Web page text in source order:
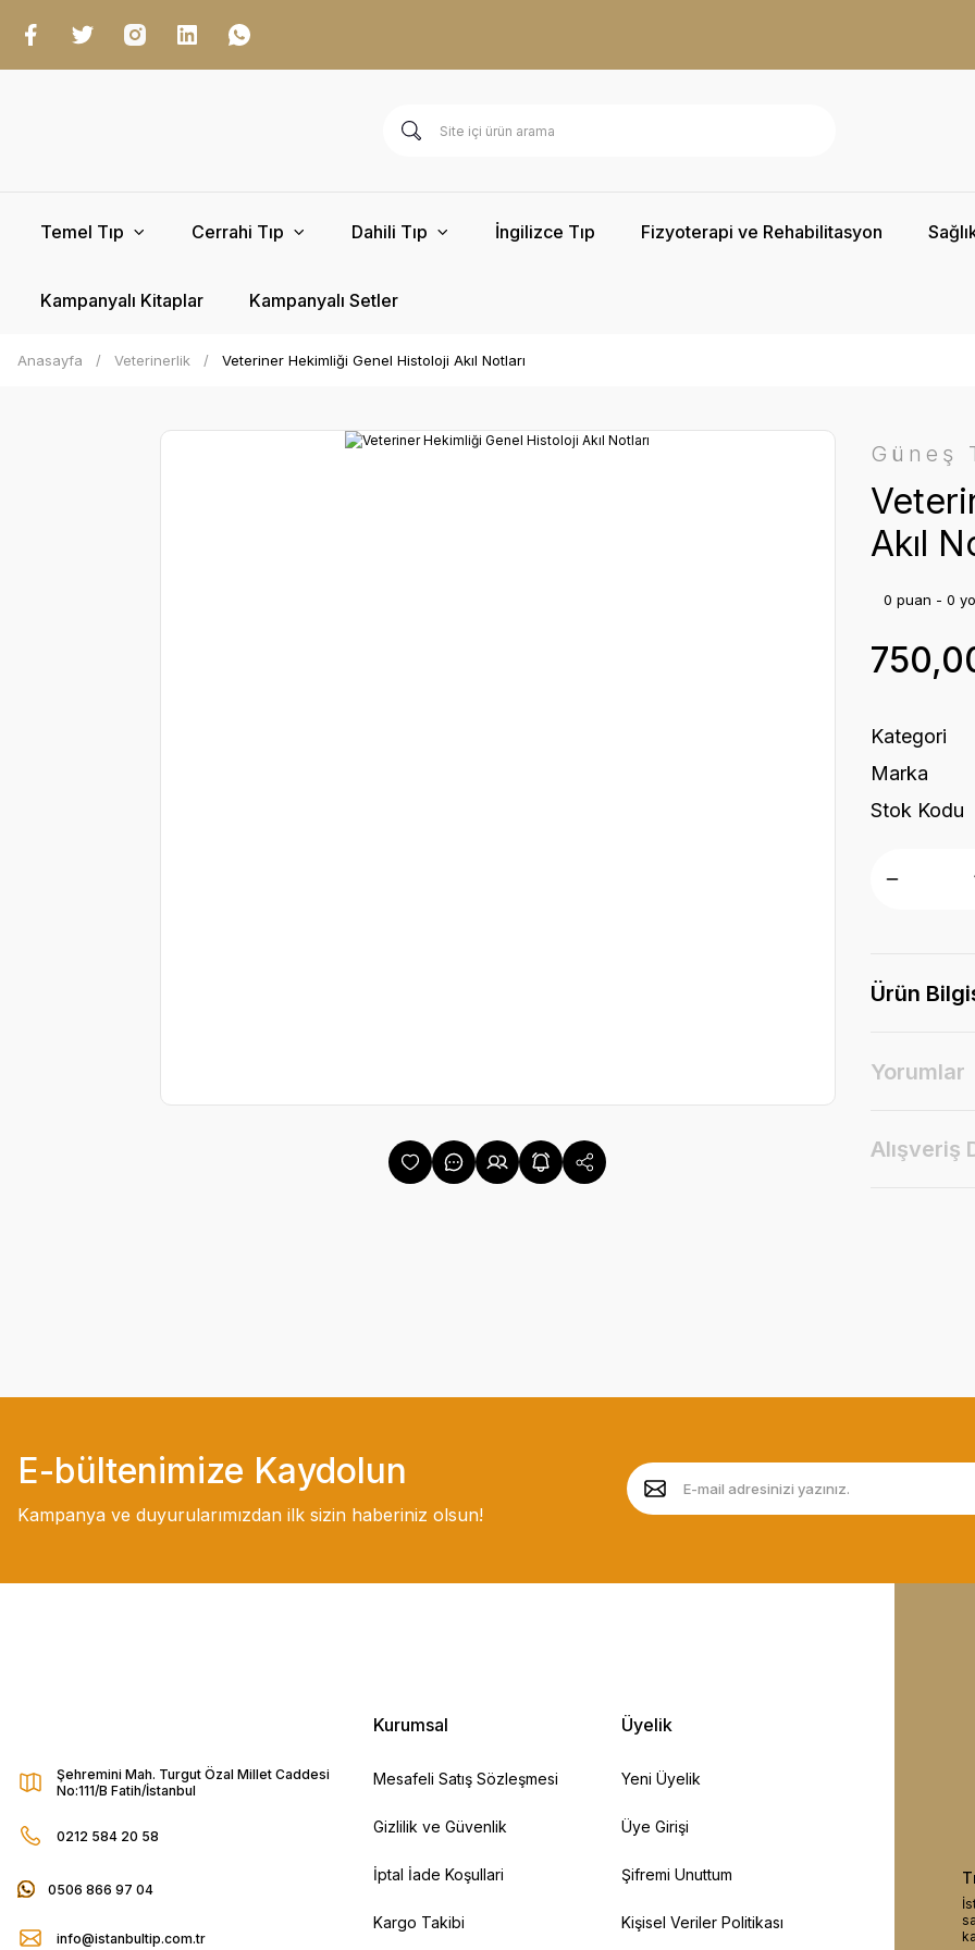
Temel Tıp Cerrahi Tıp Dahili Tıp İngilizce Tıp Fizyoterapi ve Rehabilitasyon
Kampanyalı Kitaplar Kampanyalı Setler
Anasayfa Veterinerlik Veteriner Hekimliği Genel Histoloji Akıl Notları
Güneş
Akıl
0 puan - 0
Kategori
Marka
Stok Kodu
Ürün
Yorumlar
Alışveriş
E-bültenimize Kaydolun
Kampanya ve duyurularımızdan ilk sizin haberiniz olsun!
Şehremini Mah. Turgut Özal Millet Caddesi
No:111/B Fatih/İstanbul
0212 584 20 58
0506 866 97 04
info@istanbultip.com.tr
Kurumsal
Mesafeli Satış Sözleşmesi
Gizlilik ve Güvenlik
İptal İade Koşullari
Kargo Takibi
Üyelik
Yeni Üyelik
Üye Girişi
Şifremi Unuttum
Kişisel Veriler Politikası